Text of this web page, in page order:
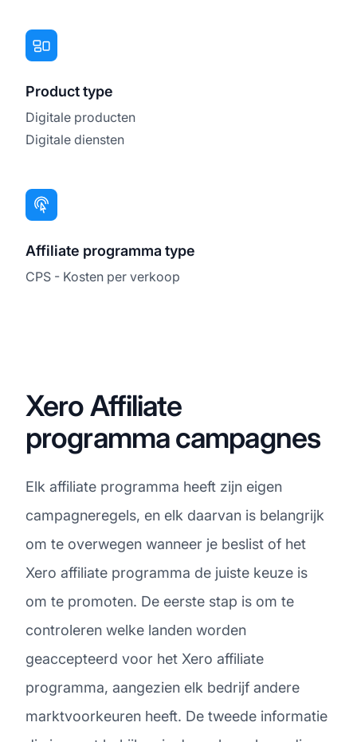
Product type
Digitale producten
Digitale diensten
Affiliate programma type
CPS - Kosten per verkoop
Xero Affiliate
programma campagnes
Elk affiliate programma heeft zijn eigen
campagneregels, en elk daarvan is belangrijk
om te overwegen wanneer je beslist of het
Xero affiliate programma de juiste keuze is
om te promoten. De eerste stap is om te
controleren welke landen worden
geaccepteerd voor het Xero affiliate
programma, aangezien elk bedrijf andere
marktvoorkeuren heeft. De tweede informatie